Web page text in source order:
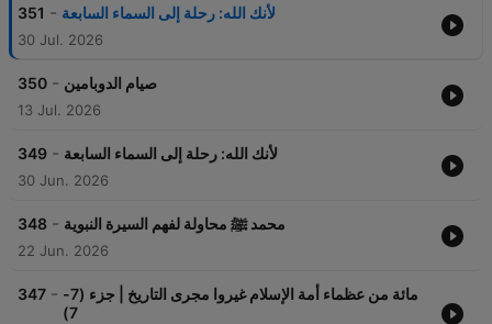
351 - لأنك الله: رحلة إلى السماء السابعة
30 Jul. 2026
350 - صيام الدوبامين
13 Jul. 2026
349 - لأنك الله: رحلة إلى السماء السابعة
30 Jun. 2026
348 - محمد ﷺ محاولة لفهم السيرة النبوية
22 Jun. 2026
347 - مائة من عظماء أمة الإسلام غيروا مجرى التاريخ | جزء (7-
7)